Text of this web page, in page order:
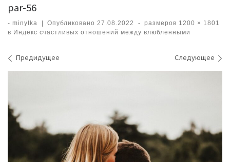
par-56
- minytka Опубликовано27.08.2022 - размеров 1200 × 1801
в Индекс счастливых отношений между влюбленными
Навигация по изображениям
Предидущее Следующее